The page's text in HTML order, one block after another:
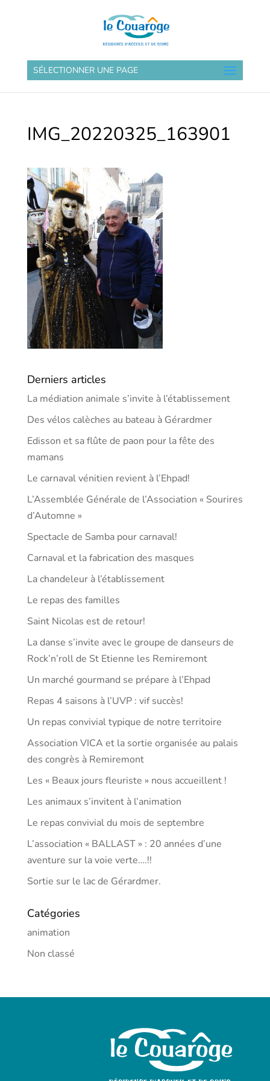
SÉLECTIONNER UNE PAGE
IMG_20220325_163901
Derniers articles
La médiation animale s’invite à l’établissement
Des vélos calèches au bateau à Gérardmer
Edisson et sa flûte de paon pour la fête des
mamans
Le carnaval vénitien revient à l’Ehpad!
L’Assemblée Générale de l’Association « Sourires
d’Automne »
Spectacle de Samba pour carnaval!
Carnaval et la fabrication des masques
La chandeleur à l’établissement
Le repas des familles
Saint Nicolas est de retour!
La danse s’invite avec le groupe de danseurs de
Rock’n’roll de St Etienne les Remiremont
Un marché gourmand se prépare à l’Ehpad
Repas 4 saisons à l’UVP : vif succès!
Un repas convivial typique de notre territoire
Association VICA et la sortie organisée au palais
des congrès à Remiremont
Les « Beaux jours fleuriste » nous accueillent !
Les animaux s’invitent à l’animation
Le repas convivial du mois de septembre
L’association « BALLAST » : 20 années d’une
aventure sur la voie verte….!!
Sortie sur le lac de Gérardmer.
Catégories
animation
Non classé